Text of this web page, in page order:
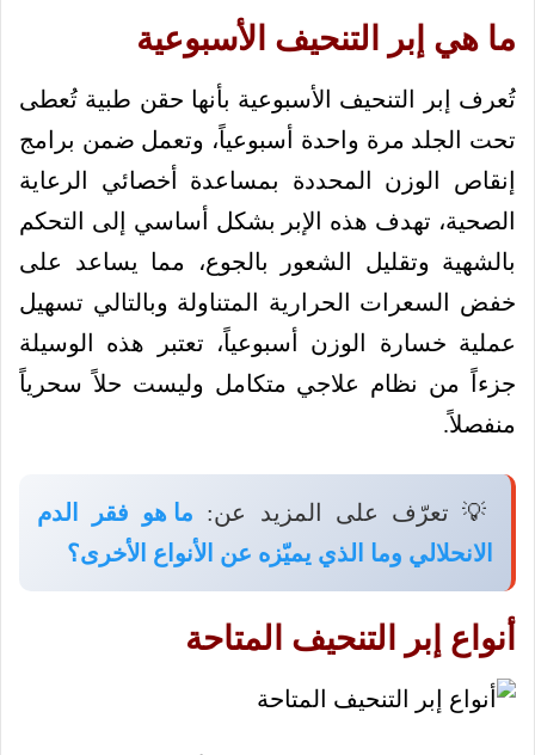
ما هي إبر التنحيف الأسبوعية
تُعرف إبر التنحيف الأسبوعية بأنها حقن طبية تُعطى
تحت الجلد مرة واحدة أسبوعياً، وتعمل ضمن برامج
إنقاص الوزن المحددة بمساعدة أخصائي الرعاية
الصحية، تهدف هذه الإبر بشكل أساسي إلى التحكم
بالشهية وتقليل الشعور بالجوع، مما يساعد على
خفض السعرات الحرارية المتناولة وبالتالي تسهيل
عملية خسارة الوزن أسبوعياً، تعتبر هذه الوسيلة
جزءاً من نظام علاجي متكامل وليست حلاً سحرياً
منفصلاً.
💡 تعرّف على المزيد عن: ما هو فقر الدم
الانحلالي وما الذي يميّزه عن الأنواع الأخرى؟
أنواع إبر التنحيف المتاحة